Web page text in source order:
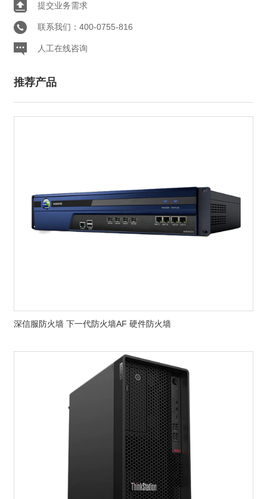
提交业务需求
联系我们：400-0755-816
人工在线咨询
推荐产品
深信服防火墙 下一代防火墙AF 硬件防火墙